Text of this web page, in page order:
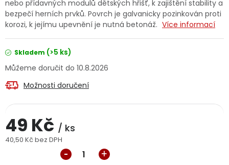
Jaký je aktuální stav mé objednávky?
Servis nářadí Hodnocení obchodu
Doprava a platba
PODPORA
nebo přídavných modulů dětských hřišť, k zajištění stability a
bezpečí herních prvků. Povrch je galvanicky pozinkován proti
korozi, k jejímu upevnění je nutná betonáž. Více informací
Skladem (>5 ks)
10.8.2026
Možnosti doručení
49 Kč / ks
40,50 Kč bez DPH